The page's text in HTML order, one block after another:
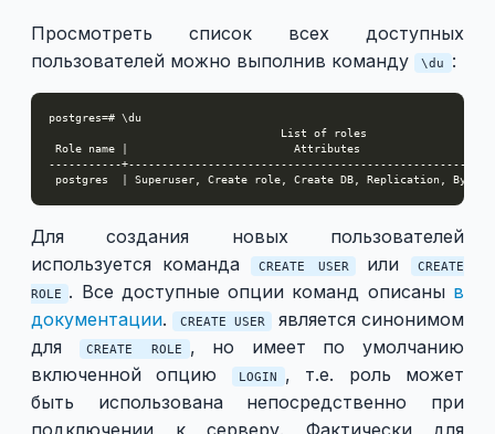
Просмотреть список всех доступных
пользователей можно выполнив команду
\du :
Для создания новых пользователей
используется команда CREATE USER или
CREATE
ROLE . Все доступные опции команд описаны в
документации. CREATE USER
является синонимом
для
CREATE ROLE , но имеет по умолчанию
включенной опцию
LOGIN , т.е. роль может
быть использована непосредственно при